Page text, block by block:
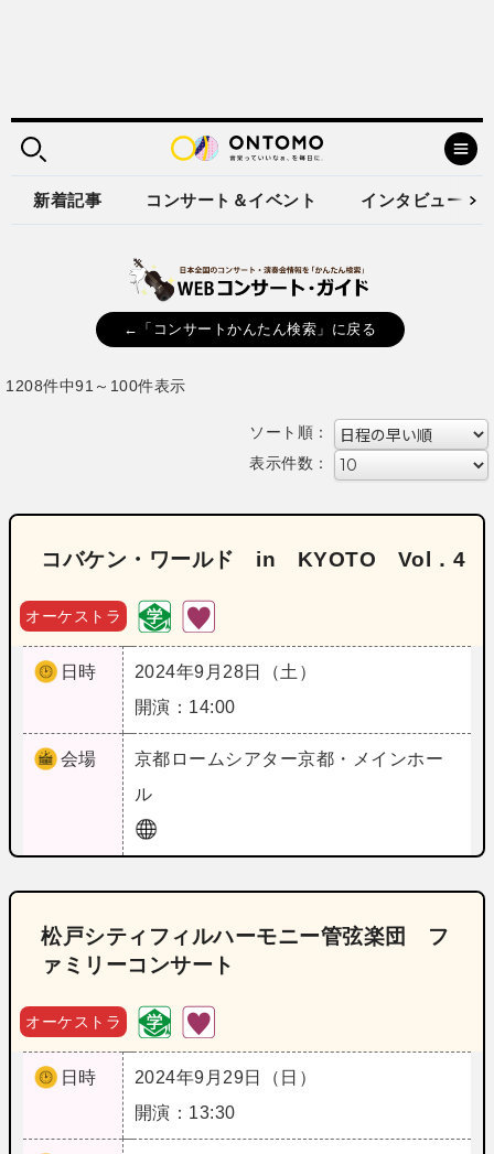
新着記事 コンサート＆イベント インタビュー
←「コンサートかんたん検索」に戻る
1208件中91～100件表示
ソート順：
表示件数：
コバケン・ワールド in KYOTO Vol．4
オーケストラ
日時
2024年9月28日（土）
開演：14:00
会場 京都 ロームシアター京都・メインホー
ル
松戸シティフィルハーモニー管弦楽団 フ
ァミリーコンサート
オーケストラ
日時
2024年9月29日（日）
開演：13:30